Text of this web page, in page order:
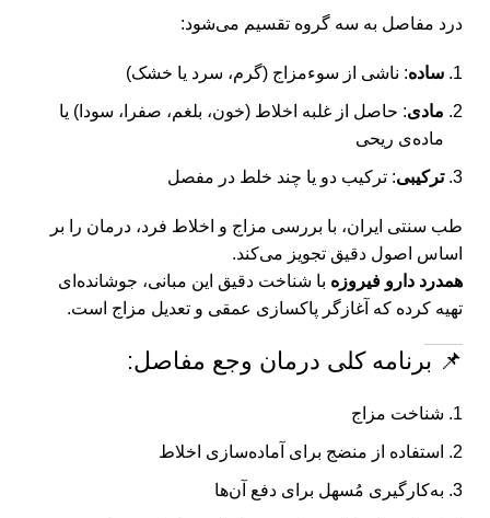
درد مفاصل به سه گروه تقسیم می‌شود:
ساده: ناشی از سوءمزاج (گرم، سرد یا خشک)
مادی: حاصل از غلبه اخلاط (خون، بلغم، صفرا، سودا) یا
ماده‌ی ریحی
ترکیبی: ترکیب دو یا چند خلط در مفصل
طب سنتی ایران، با بررسی مزاج و اخلاط فرد، درمان را بر
اساس اصول دقیق تجویز می‌کند.
همدرد دارو فیروزه با شناخت دقیق این مبانی، جوشانده‌ای
تهیه کرده که آغازگر پاکسازی عمقی و تعدیل مزاج است.
📌 برنامه کلی درمان وجع مفاصل:
شناخت مزاج
استفاده از منضج برای آماده‌سازی اخلاط
به‌کارگیری مُسهل برای دفع آن‌ها